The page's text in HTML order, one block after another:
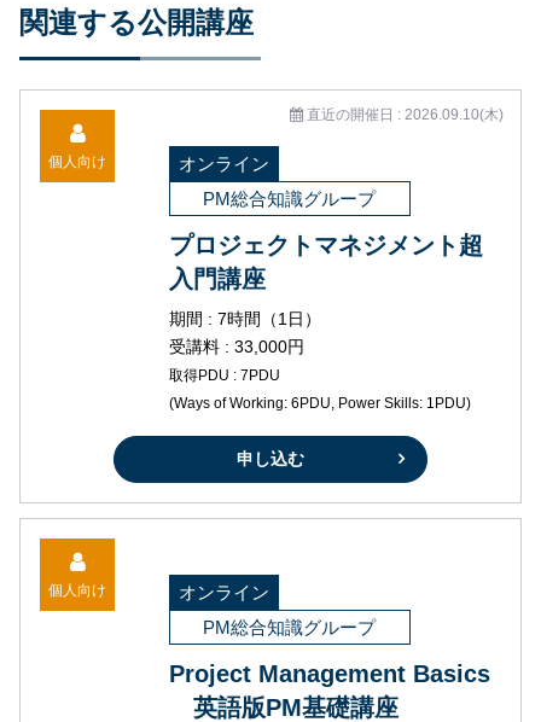
関連する公開講座
個人向け
オンライン
PM総合知識グループ
プロジェクトマネジメント超
入門講座
期間 : 7時間（1日）
受講料 : 33,000円
取得PDU : 7PDU
(Ways of Working: 6PDU, Power Skills: 1PDU)
直近の開催日 : 2026.09.10(木)
申し込む
個人向け
オンライン
PM総合知識グループ
Project Management Basics
英語版PM基礎講座